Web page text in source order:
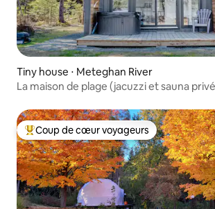
Tiny house ⋅ Meteghan River
La maison de plage (jacuzzi et sauna
Coups de cœur voyageurs les plus
Coup de cœur voyageurs